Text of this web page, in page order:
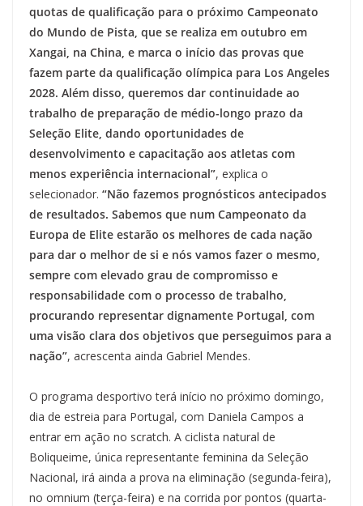
quotas de qualificação para o próximo Campeonato
do Mundo de Pista, que se realiza em outubro em
Xangai, na China, e marca o início das provas que
fazem parte da qualificação olímpica para Los Angeles
2028. Além disso, queremos dar continuidade ao
trabalho de preparação de médio-longo prazo da
Seleção Elite, dando oportunidades de
desenvolvimento e capacitação aos atletas com
menos experiência internacional”, explica o
selecionador. “Não fazemos prognósticos antecipados
de resultados. Sabemos que num Campeonato da
Europa de Elite estarão os melhores de cada nação
para dar o melhor de si e nós vamos fazer o mesmo,
sempre com elevado grau de compromisso e
responsabilidade com o processo de trabalho,
procurando representar dignamente Portugal, com
uma visão clara dos objetivos que perseguimos para a
nação”, acrescenta ainda Gabriel Mendes.
O programa desportivo terá início no próximo domingo,
dia de estreia para Portugal, com Daniela Campos a
entrar em ação no scratch. A ciclista natural de
Boliqueime, única representante feminina da Seleção
Nacional, irá ainda a prova na eliminação (segunda-feira),
no omnium (terça-feira) e na corrida por pontos (quarta-